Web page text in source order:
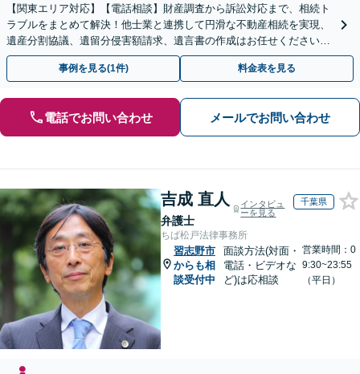
【関東エリア対応】【電話相談】財産調査から訴訟対応まで、相続ト
ラブルをまとめて解決！他士業と連携して円滑な不動産相続を実現、
遺産分割協議、遺留分侵害額請求、遺言書の作成はお任せください。
明確な料金体系【オンライン面談可能】
事例を見る(1件) 料金表を見る
電話でお問い合わせ メールでお問い合わせ
吉成 直人
弁護士
インタビュ
ーを見る
千葉県
ちば松戸法律事務所
習志野市
からも相
談受付中
面談方法(対面・
電話・ビデオな
ど)は応相談
営業時間：0
9:30~23:55
（平日）